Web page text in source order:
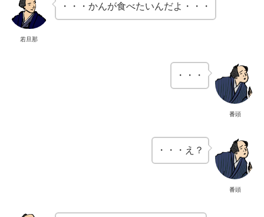
若旦那
・・・かんが食べたいんだよ・・・
番頭
・・・
番頭
・・・え？